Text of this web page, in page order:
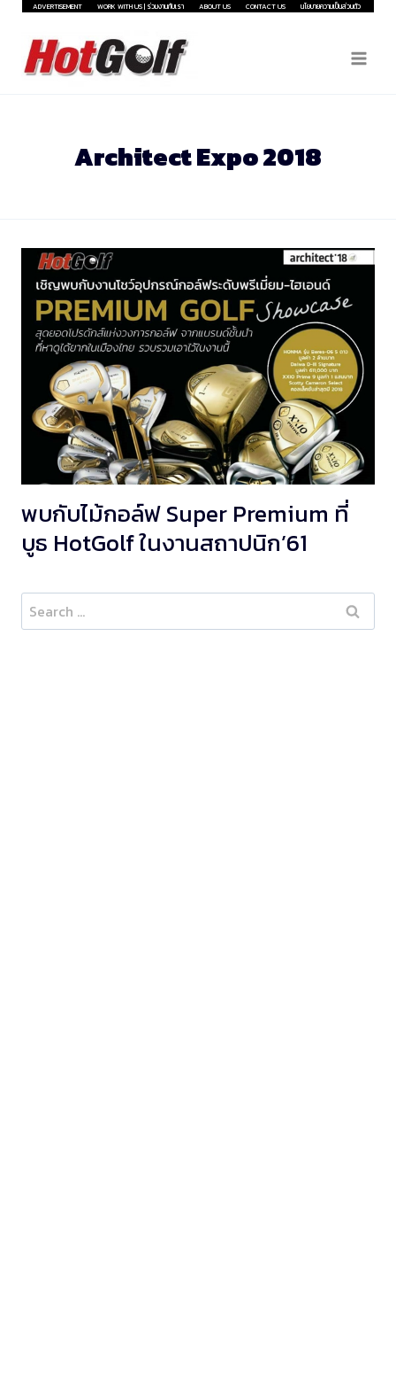
Skip
content
ADVERTISEMENT WORK WITH US | ร่วมงานกับเรา ABOUT US CONTACT US นโยบายความเป็นส่วนตัว
Architect Expo 2018
พบกับไม้กอล์ฟ Super Premium ที่
บูธ HotGolf ในงานสถาปนิก’61
Search
for: